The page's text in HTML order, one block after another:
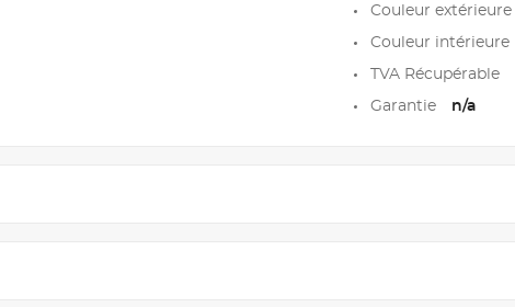
Couleur extérieure
Couleur intérieure
TVA Récupérable
Garantie n/a